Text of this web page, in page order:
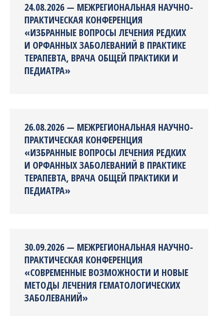
24.08.2026 — МЕЖРЕГИОНАЛЬНАЯ НАУЧНО-
ПРАКТИЧЕСКАЯ КОНФЕРЕНЦИЯ
«ИЗБРАННЫЕ ВОПРОСЫ ЛЕЧЕНИЯ РЕДКИХ
И ОРФАННЫХ ЗАБОЛЕВАНИЙ В ПРАКТИКЕ
ТЕРАПЕВТА, ВРАЧА ОБЩЕЙ ПРАКТИКИ И
ПЕДИАТРА»
26.08.2026 — МЕЖРЕГИОНАЛЬНАЯ НАУЧНО-
ПРАКТИЧЕСКАЯ КОНФЕРЕНЦИЯ
«ИЗБРАННЫЕ ВОПРОСЫ ЛЕЧЕНИЯ РЕДКИХ
И ОРФАННЫХ ЗАБОЛЕВАНИЙ В ПРАКТИКЕ
ТЕРАПЕВТА, ВРАЧА ОБЩЕЙ ПРАКТИКИ И
ПЕДИАТРА»
30.09.2026 — МЕЖРЕГИОНАЛЬНАЯ НАУЧНО-
ПРАКТИЧЕСКАЯ КОНФЕРЕНЦИЯ
«СОВРЕМЕННЫЕ ВОЗМОЖНОСТИ И НОВЫЕ
МЕТОДЫ ЛЕЧЕНИЯ ГЕМАТОЛОГИЧЕСКИХ
ЗАБОЛЕВАНИЙ»